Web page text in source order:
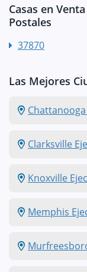
Casas en
Postales
37870
Las Mejores
Clarksville
Knoxville
Memphis